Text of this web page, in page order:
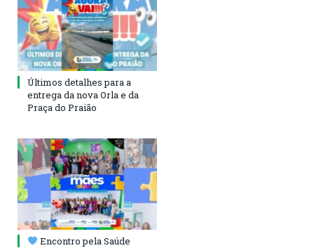
Últimos detalhes para a
entrega da nova Orla e da
Praça do Praião
Encontro pela Saúde